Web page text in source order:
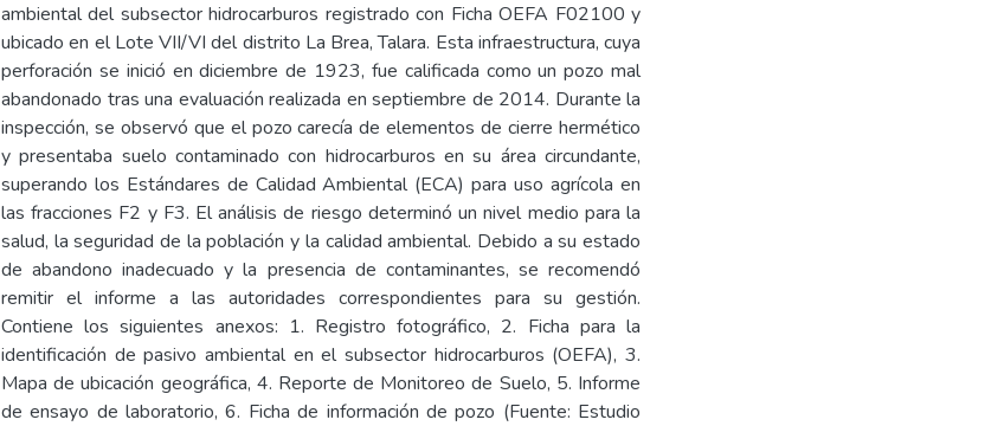
ambiental del subsector hidrocarburos registrado con Ficha OEFA F02100 y
ubicado en el Lote VII/VI del distrito La Brea, Talara. Esta infraestructura, cuya
perforación se inició en diciembre de 1923, fue calificada como un pozo mal
abandonado tras una evaluación realizada en septiembre de 2014. Durante la
inspección, se observó que el pozo carecía de elementos de cierre hermético
y presentaba suelo contaminado con hidrocarburos en su área circundante,
superando los Estándares de Calidad Ambiental (ECA) para uso agrícola en
las fracciones F2 y F3. El análisis de riesgo determinó un nivel medio para la
salud, la seguridad de la población y la calidad ambiental. Debido a su estado
de abandono inadecuado y la presencia de contaminantes, se recomendó
remitir el informe a las autoridades correspondientes para su gestión.
Contiene los siguientes anexos: 1. Registro fotográfico, 2. Ficha para la
identificación de pasivo ambiental en el subsector hidrocarburos (OEFA), 3.
Mapa de ubicación geográfica, 4. Reporte de Monitoreo de Suelo, 5. Informe
de ensayo de laboratorio, 6. Ficha de información de pozo (Fuente: Estudio